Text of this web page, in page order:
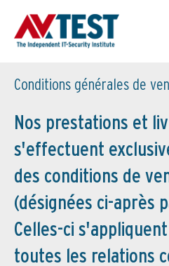
Conditions générales de
Nos prestations et
s'effectuent
des conditions de
(désignées ci-après
Celles-ci
toutes les relations